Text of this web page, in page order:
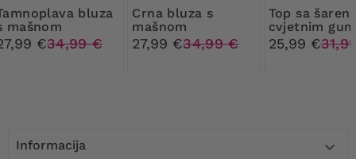
mašnom
€34,99 €
Crna bluza s
mašnom
27,99 €34,99 €
Top sa šarenim
cvjetnim
25,99 €
Informacija 